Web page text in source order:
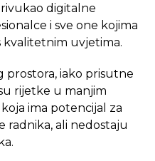
prošlog mjeseca.
bi se po tom
na taj
da izradi
koji treba da bude
a nakon toga će
predložiti taj plan,
digitalne
i sve one kojima
kvalitetnim uvjetima.
iako prisutne
rijetke u manjim
ima potencijal za
radnika, ali nedostaju